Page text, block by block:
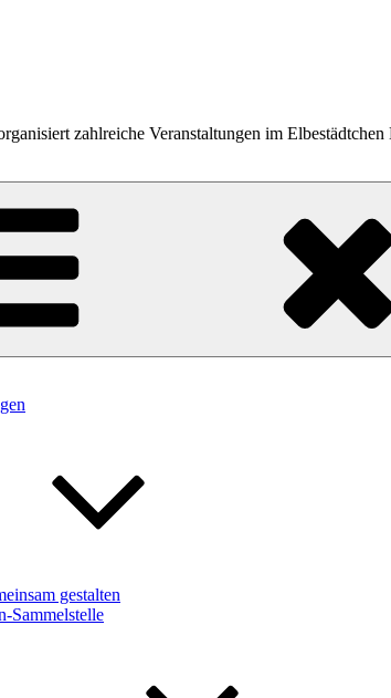
zahlreiche Veranstaltungen im
gestalten
Sammelstelle